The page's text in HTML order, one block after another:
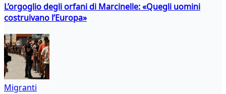
L’orgoglio degli orfani di Marcinelle: «Quegli uomini
costruivano l’Europa»
Migranti